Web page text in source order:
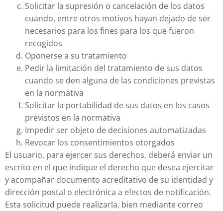
Solicitar la supresión o cancelación de los datos
cuando, entre otros motivos hayan dejado de ser
necesarios para los fines para los que fueron
recogidos
Oponerse a su tratamiento
Pedir la limitación del tratamiento de sus datos
cuando se den alguna de las condiciones previstas
en la normativa
Solicitar la portabilidad de sus datos en los casos
previstos en la normativa
Impedir ser objeto de decisiones automatizadas
Revocar los consentimientos otorgados
El usuario, para ejercer sus derechos, deberá enviar un
escrito en el que indique el derecho que desea ejercitar
y acompañar documento acreditativo de su identidad y
dirección postal o electrónica a efectos de notificación.
Esta solicitud puede realizarla, bien mediante correo